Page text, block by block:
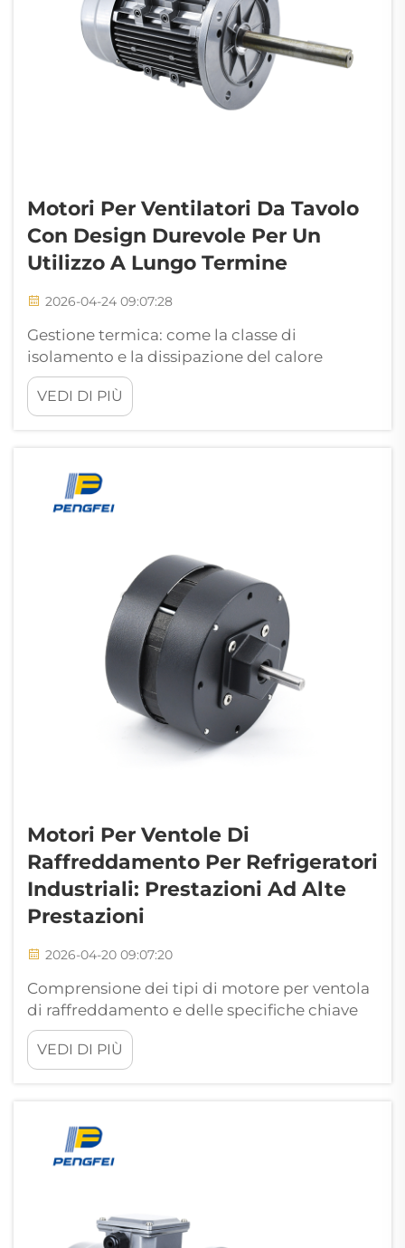
Motori Per Ventilatori Da Tavolo
Con Design Durevole Per Un
Utilizzo A Lungo Termine
2026-04-24 09:07:28
Gestione termica: come la classe di
isolamento e la dissipazione del calore
definiscono la durata dei motori per
ventilatori da tavolo. Classi di isolamento (B,
F, H) e il loro impatto reale sull’affidabilità in
dei motori per ventilatori da tavolo...
VEDI DI PIÙ
Motori Per Ventole Di
Raffreddamento Per Refrigeratori
Industriali: Prestazioni Ad Alte
Prestazioni
2026-04-20 09:07:20
Comprensione dei tipi di motore per ventola
di raffreddamento e delle specifiche chiave
La scelta del motore per ventola di
raffreddamento appropriato influenza
direttamente la gestione termica e la durata
progettazioni assiali e centrifughe...
VEDI DI PIÙ